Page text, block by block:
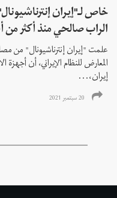
خاص لـ"إيران
الراب صالحي منذ أكثر
علمت "إيران إنترناشيونال" من
المعارض للنظام الإيراني، أن
إيران،...
20 سبتمبر 2021